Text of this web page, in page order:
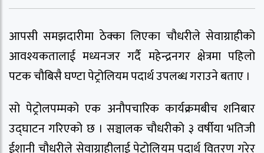
आपसी समझदारीमा ठेक्का लिएका चौधरीले सेवाग्राहीको
आवश्यकतालाई मध्यनजर गर्दै महेन्द्रनगर क्षेत्रमा पहिलो
पटक चौबिसै घण्टा पेट्रोलियम पदार्थ उपलब्ध गराउने बताए ।
सो पेट्रोलपम्मको एक अनौपचारिक कार्यक्रमबीच शनिबार
उद्घाटन गरिएको छ । सञ्चालक चौधरीको ३ वर्षीया भतिजी
ईशानी चौधरीले सेवाग्राहीलाई पेट्रोलियम पदार्थ वितरण गरेर